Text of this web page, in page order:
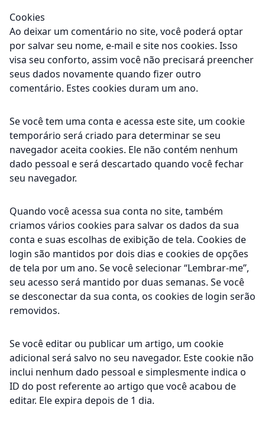
Cookies
Ao deixar um comentário no site, você poderá optar
por salvar seu nome, e-mail e site nos cookies. Isso
visa seu conforto, assim você não precisará preencher
seus dados novamente quando fizer outro
comentário. Estes cookies duram um ano.
Se você tem uma conta e acessa este site, um cookie
temporário será criado para determinar se seu
navegador aceita cookies. Ele não contém nenhum
dado pessoal e será descartado quando você fechar
seu navegador.
Quando você acessa sua conta no site, também
criamos vários cookies para salvar os dados da sua
conta e suas escolhas de exibição de tela. Cookies de
login são mantidos por dois dias e cookies de opções
de tela por um ano. Se você selecionar “Lembrar-me”,
seu acesso será mantido por duas semanas. Se você
se desconectar da sua conta, os cookies de login serão
removidos.
Se você editar ou publicar um artigo, um cookie
adicional será salvo no seu navegador. Este cookie não
inclui nenhum dado pessoal e simplesmente indica o
ID do post referente ao artigo que você acabou de
editar. Ele expira depois de 1 dia.